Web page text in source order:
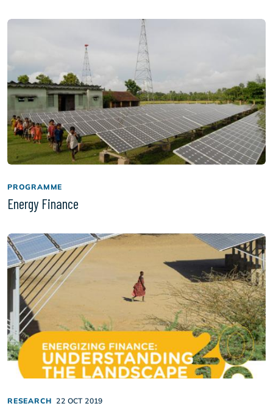
PROGRAMME
Energy Finance
RESEARCH 22 OCT 2019